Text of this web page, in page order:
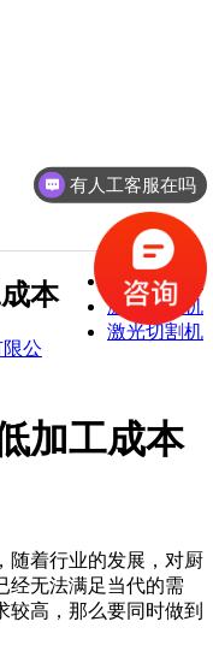
激光焊接机
激光打标机
激光切割机
本
限公
加工成本
随着行业的发展，对厨
经无法满足当代的需
较高，那么要同时做到
有人工客服在吗